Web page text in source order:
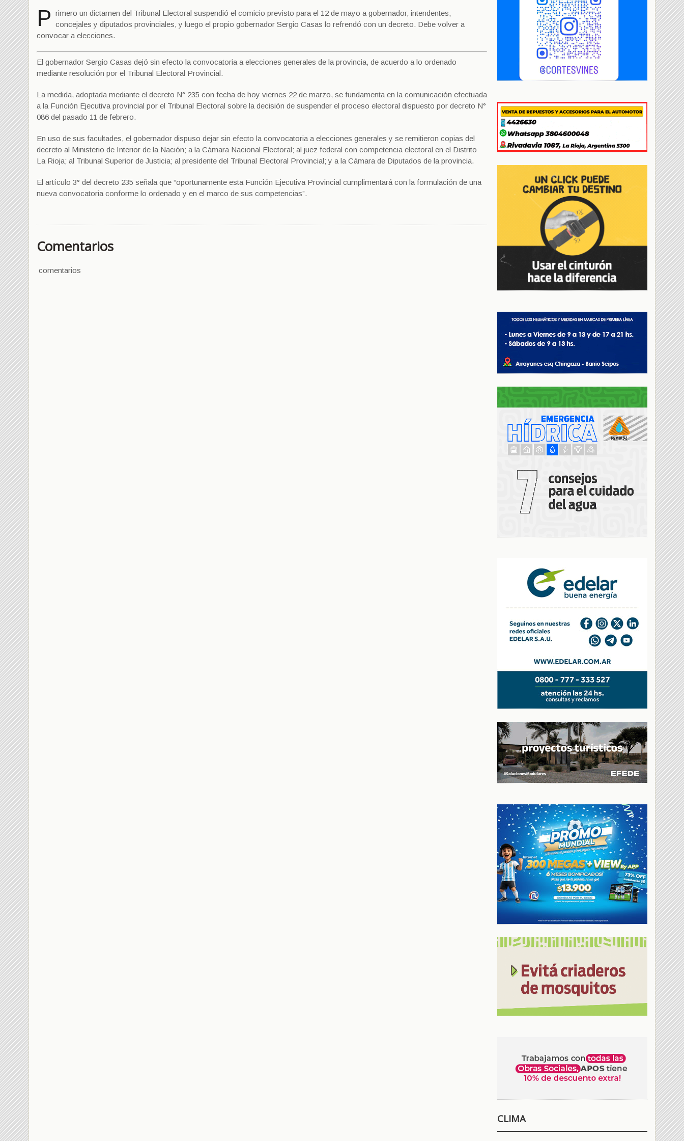
P rimero un dictamen del Tribunal Electoral suspendió el comicio previsto para el 12 de mayo a gobernador, intendentes,
concejales y diputados provinciales, y luego el propio gobernador Sergio Casas lo refrendó con un decreto. Debe volver a
convocar a elecciones.
El gobernador Sergio Casas dejó sin efecto la convocatoria a elecciones generales de la provincia, de acuerdo a lo ordenado
mediante resolución por el Tribunal Electoral Provincial.
La medida, adoptada mediante el decreto N° 235 con fecha de hoy viernes 22 de marzo, se fundamenta en la comunicación efectuada
a la Función Ejecutiva provincial por el Tribunal Electoral sobre la decisión de suspender el proceso electoral dispuesto por decreto N°
086 del pasado 11 de febrero.
En uso de sus facultades, el gobernador dispuso dejar sin efecto la convocatoria a elecciones generales y se remitieron copias del
decreto al Ministerio de Interior de la Nación; a la Cámara Nacional Electoral; al juez federal con competencia electoral en el Distrito
La Rioja; al Tribunal Superior de Justicia; al presidente del Tribunal Electoral Provincial; y a la Cámara de Diputados de la provincia.
El artículo 3° del decreto 235 señala que “oportunamente esta Función Ejecutiva Provincial cumplimentará con la formulación de una
nueva convocatoria conforme lo ordenado y en el marco de sus competencias”.
Comentarios
comentarios
CLIMA